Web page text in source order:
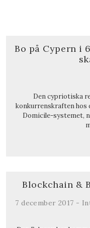
Bo på Cypern i
Den cypriotiska
konkurrenskraften hos
Domicile-systemet,
Blockchain &
7 december 2017 -